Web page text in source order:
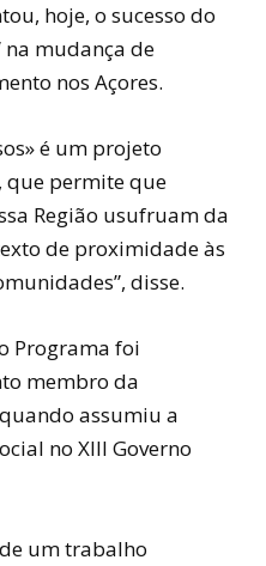
hoje, o sucesso do
na mudança de
nos Açores.
é um projeto
que permite que
Região usufruam da
de proximidade às
disse.
Programa foi
membro da
assumiu a
no XIII Governo
um trabalho